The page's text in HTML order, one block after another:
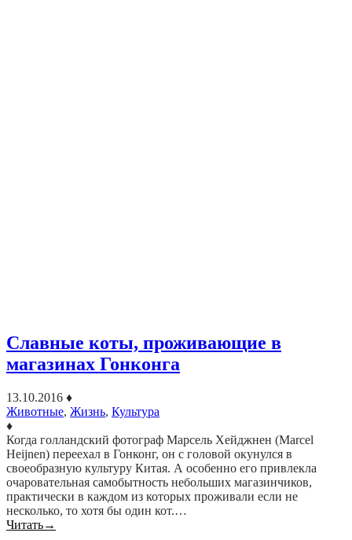
Славные коты, проживающие в
магазинах Гонконга
13.10.2016 ♦
Животные, Жизнь, Культура
♦
Когда голландский фотограф Марсель Хейджнен (Marcel
Heijnen) переехал в Гонконг, он с головой окунулся в
своеобразную культуру Китая. А особенно его привлекла
очаровательная самобытность небольших магазинчиков,
практически в каждом из которых проживали если не
несколько, то хотя бы один кот.…
Читать→